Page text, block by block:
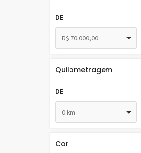
DE
R$ 70.000,00
Quilometragem
DE
0 km
Cor